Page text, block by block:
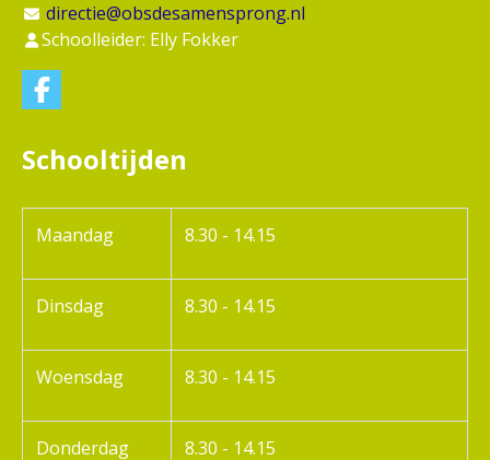
directie@obsdesamensprong.nl
Schoolleider: Elly Fokker
Schooltijden
Maandag 8.30 - 14.15
Dinsdag 8.30 - 14.15
Woensdag 8.30 - 14.15
Donderdag 8.30 - 14.15